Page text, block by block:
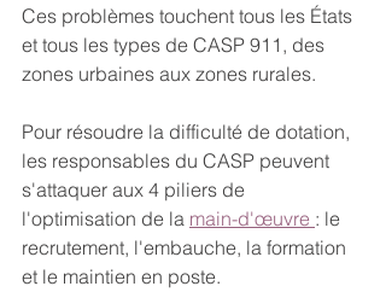
Ces problèmes touchent tous les États
et tous les types de CASP 911, des
zones urbaines aux zones rurales.
Pour résoudre la difficulté de dotation,
les responsables du CASP peuvent
s'attaquer aux 4 piliers de
l'optimisation de la main-d'œuvre : le
recrutement, l'embauche, la formation
et le maintien en poste.